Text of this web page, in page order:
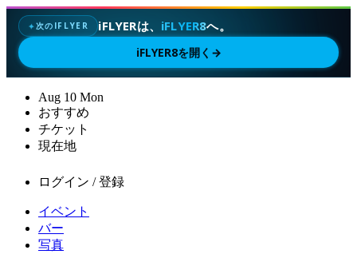
✦次のIFLYER iFLYERは、 iFLYER8へ。
iFLYER8を開く →
Aug 10 Mon
おすすめ
チケット
現在地
ログイン / 登録
イベント
バー
写真